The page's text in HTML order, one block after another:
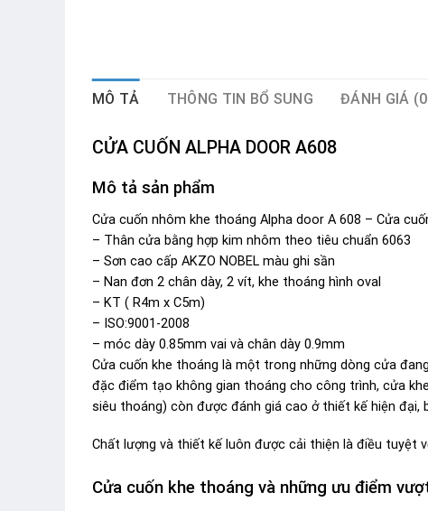
MÔ TẢ THÔNG TIN BỔ SUNG ĐÁNH GIÁ
CỬA CUỐN ALPHA DOOR A608
Mô tả sản phẩm
Cửa cuốn nhôm khe thoáng Alpha door A 608 – Cửa
– Thân cửa bằng hợp kim nhôm theo tiêu chuẩn 6063
– Sơn cao cấp AKZO NOBEL màu ghi sần
– Nan đơn 2 chân dày, 2 vít, khe thoáng hình oval
– KT ( R4m x C5m)
– ISO:9001-2008
– móc dày 0.85mm vai và chân dày 0.9mm
Cửa cuốn khe thoáng là một trong những dòng cửa
đặc điểm tạo không gian thoáng cho công trình, cửa
siêu thoáng) còn được đánh giá cao ở thiết kế hiện đại,
Chất lượng và thiết kế luôn được cải thiện là điều tuyệt
Cửa cuốn khe thoáng và những ưu điểm